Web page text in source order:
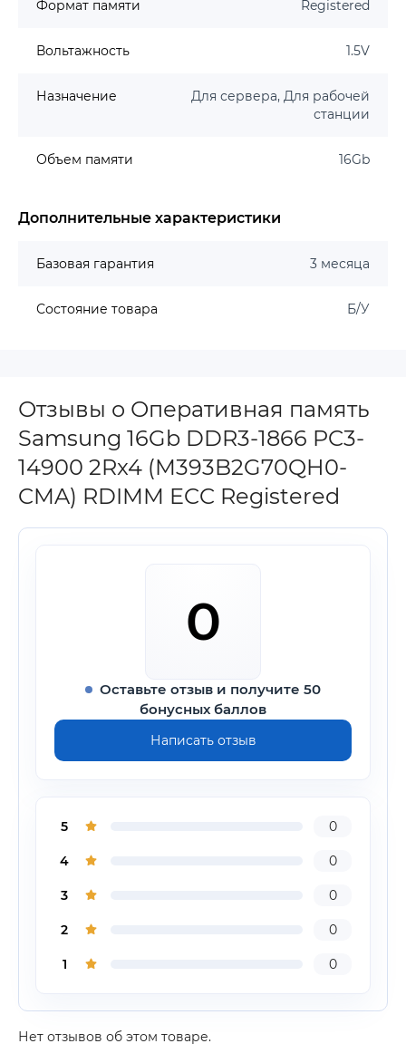
Формат памяти Registered
Вольтажность 1.5V
Назначение
Для сервера, Для рабочей
станции
Объем памяти 16Gb
Дополнительные характеристики
Базовая гарантия 3 месяца
Состояние товара Б/У
Отзывы о Оперативная память
Samsung 16Gb DDR3-1866 PC3-
14900 2Rx4 (M393B2G70QH0-
CMA) RDIMM ECC Registered
0
Оставьте отзыв и получите 50
бонусных баллов
Написать отзыв
5 0
4 0
3 0
2 0
1 0
Нет отзывов об этом товаре.